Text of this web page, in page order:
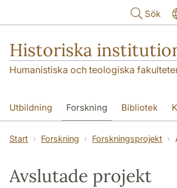
Sök
Historiska
Humanistiska och teologiska
Utbildning Forskning Bibliotek
Om institutionen
Start Forskning Forskningsprojekt
Avslutade projekt